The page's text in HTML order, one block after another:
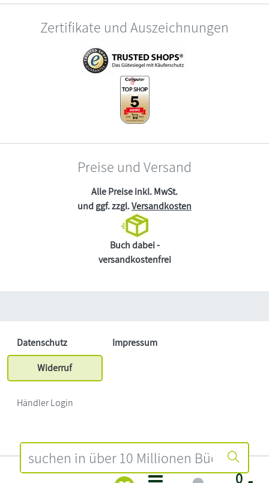
0
Zertifikate und Auszeichnungen
Preise und Versand
Alle Preise inkl. MwSt.
und ggf. zzgl.Versandkosten
Buch dabei -
versandkostenfrei
Datenschutz
Impressum
Widerruf
Händler Login